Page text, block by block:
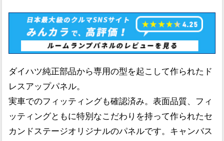
ダイハツ純正部品から専用の型を起こして作られたド
レスアップパネル。
実車でのフィッティングも確認済み。表面品質、フィ
ッティングともに特別なこだわりを持って作られたセ
カンドステージオリジナルのパネルです。キャンバス